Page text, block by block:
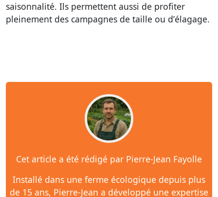
saisonnalité. Ils permettent aussi de profiter
pleinement des campagnes de taille ou d’élagage.
Cet article a été rédigé par Pierre-Jean Fayolle
Installé dans une ferme écologique depuis plus
de 15 ans, Pierre-Jean a développé une expertise